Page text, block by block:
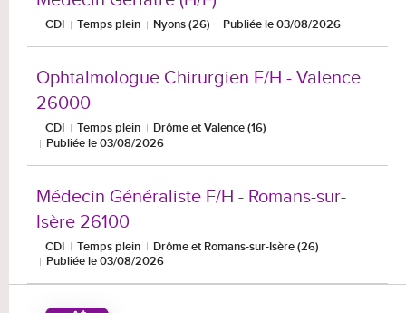
CDI Temps plein Nyons (26) Publiée le 03/08/2026
Ophtalmologue Chirurgien F/H - Valence
26000
CDI Temps plein
Drôme et Valence (16)
Publiée le 03/08/2026
Médecin Généraliste F/H - Romans-sur-
Isère 26100
CDI Temps plein
Drôme et Romans-sur-Isère (26)
Publiée le 03/08/2026